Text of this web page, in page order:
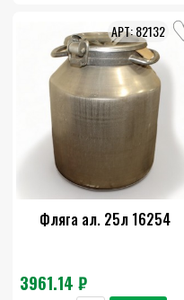
Фляга ал. 25л 16254
3961.14 ₽
82132